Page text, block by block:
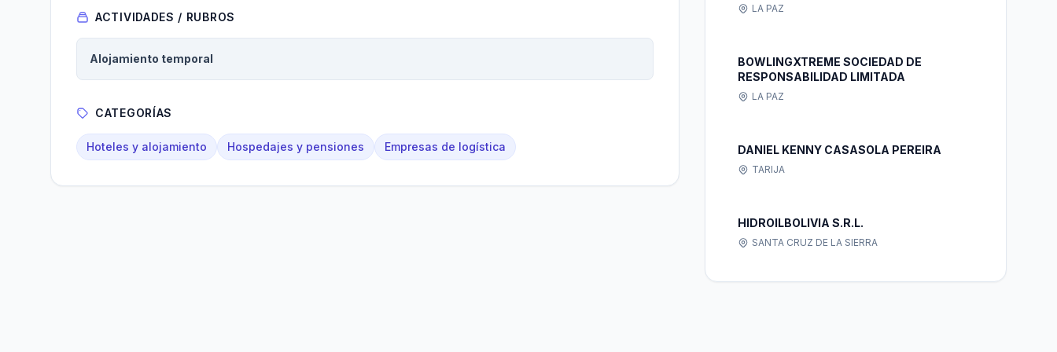
ACTIVIDADES / RUBROS
Alojamiento temporal
CATEGORÍAS
Hoteles y alojamiento Hospedajes y pensiones Empresas de logística
LA PAZ
BOWLINGXTREME SOCIEDAD DE
RESPONSABILIDAD LIMITADA
LA PAZ
DANIEL KENNY CASASOLA PEREIRA
TARIJA
HIDROILBOLIVIA S.R.L.
SANTA CRUZ DE LA SIERRA